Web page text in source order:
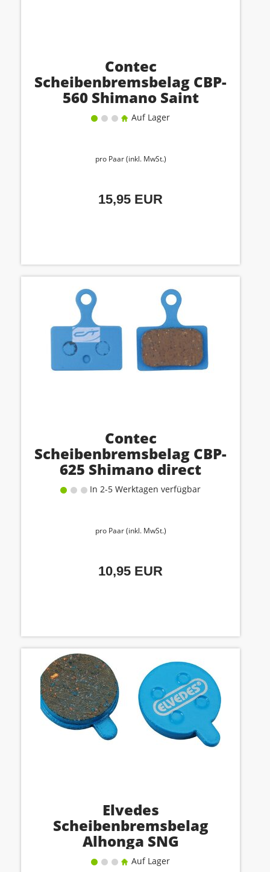
Contec
Scheibenbremsbelag CBP-
560 Shimano Saint
Auf Lager
pro Paar (inkl. MwSt.)
15,95 EUR
Contec
Scheibenbremsbelag CBP-
625 Shimano direct
In 2-5 Werktagen verfügbar
pro Paar (inkl. MwSt.)
10,95 EUR
Elvedes
Scheibenbremsbelag
Alhonga SNG
Auf Lager